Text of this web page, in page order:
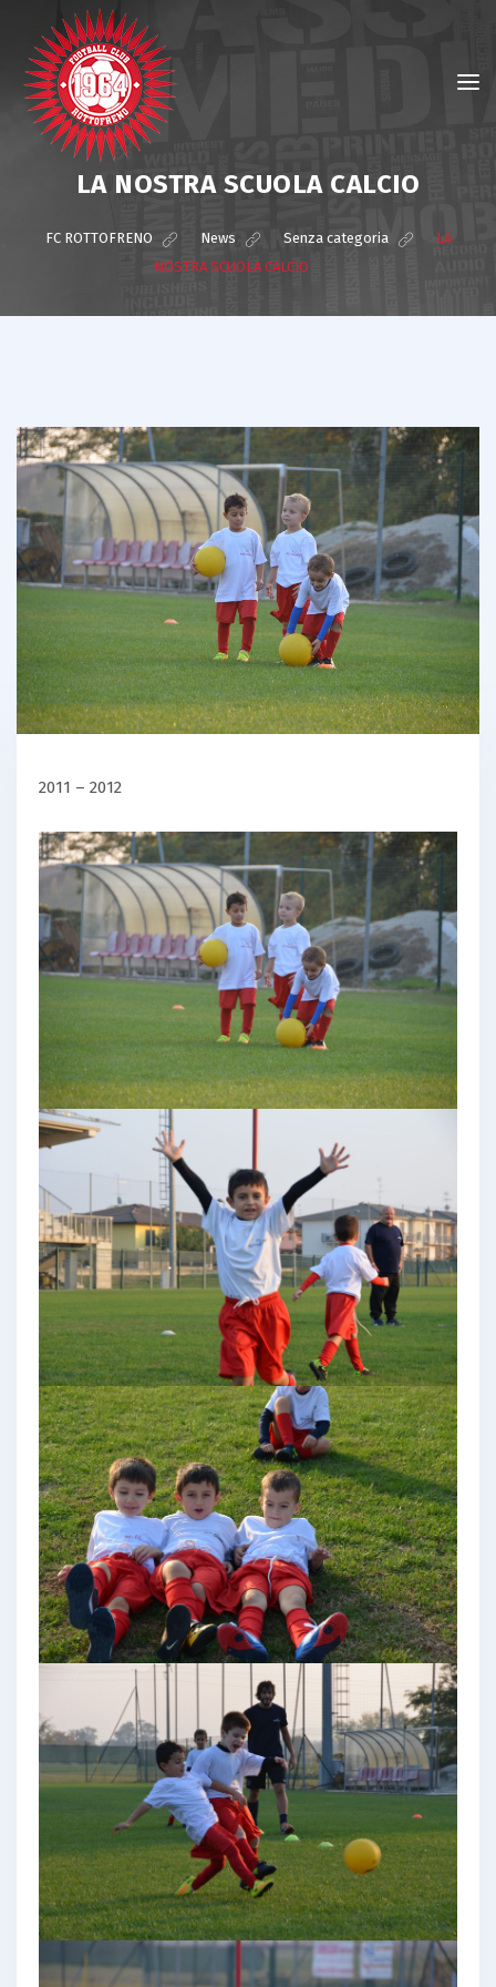
LA NOSTRA SCUOLA CALCIO
FC ROTTOFRENO News Senza categoria
LA
NOSTRA SCUOLA CALCIO
2011 – 2012